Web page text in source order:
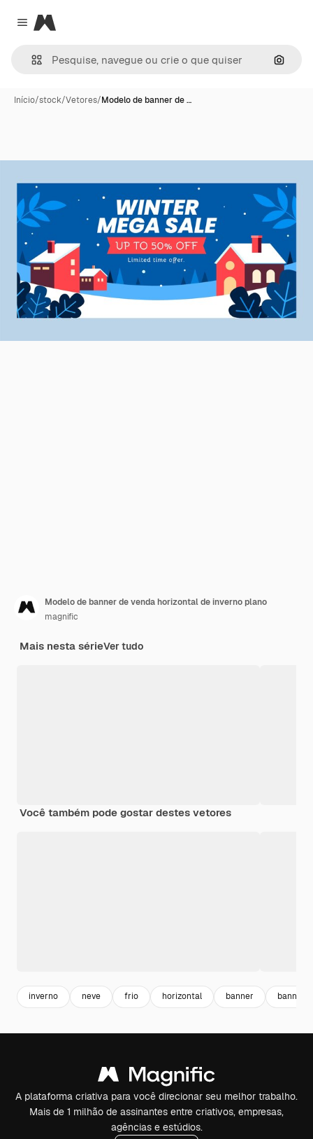
Close menu
Magnific
Início/stock/Vetores/Modelo de banner de …
Modelo de banner de venda horizontal de inverno plano
magnific
Mais nesta sérieVer tudo
Você também pode gostar destes vetores
inverno neve frio horizontal banner banner
A plataforma criativa para você direcionar seu melhor trabalho.
Mais de 1 milhão de assinantes entre criativos, empresas,
agências e estúdios.